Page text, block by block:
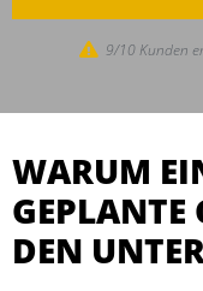
9/10 Kunden
WARUM
GEPLANTE
DEN